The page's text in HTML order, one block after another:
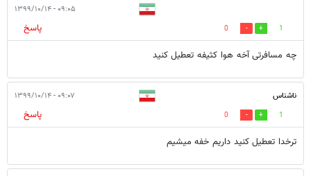
۰۹:۰۵ - ۱۳۹۹/۱۰/۱۴
1
0
پاسخ
چه مسافرتی آخه هوا کثیفه تعطیل کنید
ناشناس ۰۹:۰۷ - ۱۳۹۹/۱۰/۱۴
1
0
پاسخ
ترخدا تعطیل کنید داریم خفه میشیم